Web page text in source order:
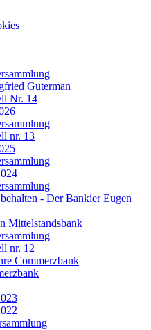
Guterman
Nr. 14
nr. 13
- Der Bankier Eugen
Mittelstandsbank
nr. 12
Commerzbank